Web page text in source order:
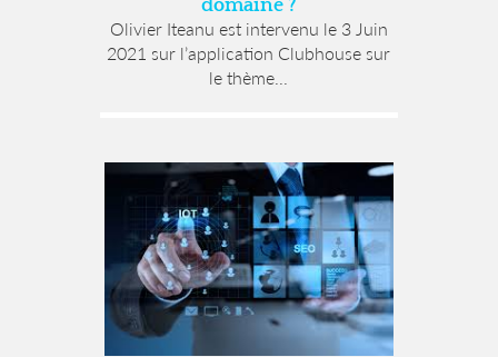
domaine ?
Olivier Iteanu est intervenu le 3 Juin
2021 sur l’application Clubhouse sur
le thème...